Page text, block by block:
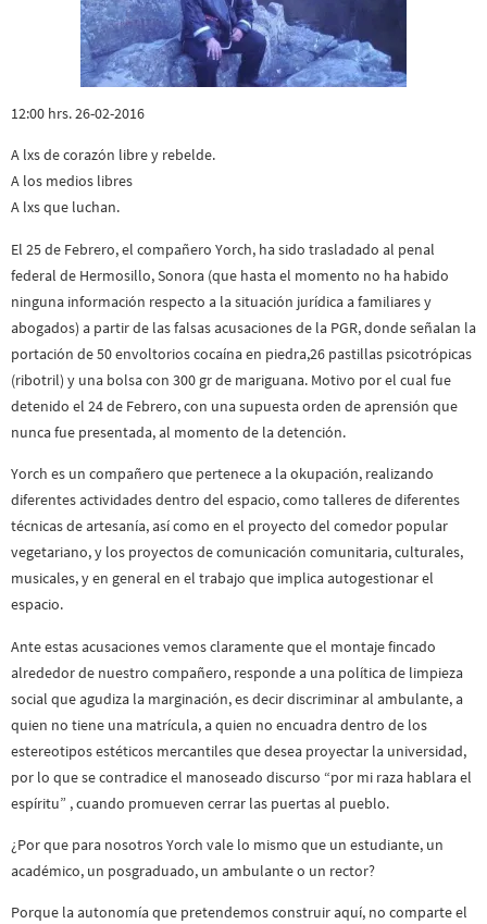
12:00 hrs. 26-02-2016
A lxs de corazón libre y rebelde.
A los medios libres
A lxs que luchan.
El 25 de Febrero, el compañero Yorch, ha sido trasladado al penal
federal de Hermosillo, Sonora (que hasta el momento no ha habido
ninguna información respecto a la situación jurídica a familiares y
abogados) a partir de las falsas acusaciones de la PGR, donde señalan la
portación de 50 envoltorios cocaína en piedra,26 pastillas psicotrópicas
(ribotril) y una bolsa con 300 gr de mariguana. Motivo por el cual fue
detenido el 24 de Febrero, con una supuesta orden de aprensión que
nunca fue presentada, al momento de la detención.
Yorch es un compañero que pertenece a la okupación, realizando
diferentes actividades dentro del espacio, como talleres de diferentes
técnicas de artesanía, así como en el proyecto del comedor popular
vegetariano, y los proyectos de comunicación comunitaria, culturales,
musicales, y en general en el trabajo que implica autogestionar el
espacio.
Ante estas acusaciones vemos claramente que el montaje fincado
alrededor de nuestro compañero, responde a una política de limpieza
social que agudiza la marginación, es decir discriminar al ambulante, a
quien no tiene una matrícula, a quien no encuadra dentro de los
estereotipos estéticos mercantiles que desea proyectar la universidad,
por lo que se contradice el manoseado discurso “por mi raza hablara el
espíritu” , cuando promueven cerrar las puertas al pueblo.
¿Por que para nosotros Yorch vale lo mismo que un estudiante, un
académico, un posgraduado, un ambulante o un rector?
Porque la autonomía que pretendemos construir aquí, no comparte el